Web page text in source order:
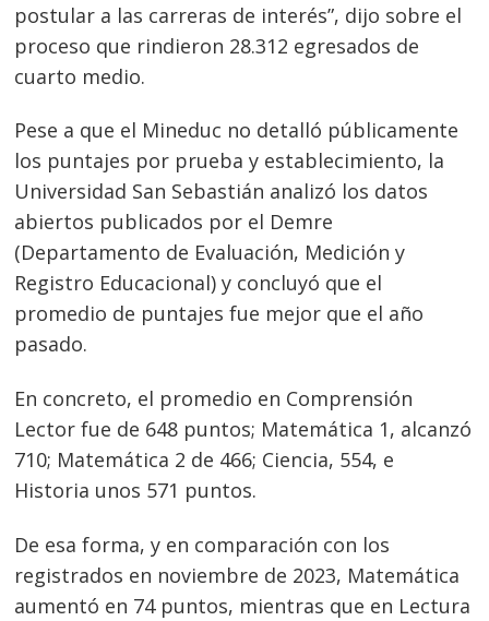
postular a las carreras de interés”, dijo sobre el
proceso que rindieron 28.312 egresados de
cuarto medio.
Pese a que el Mineduc no detalló públicamente
los puntajes por prueba y establecimiento, la
Universidad San Sebastián analizó los datos
abiertos publicados por el Demre
(Departamento de Evaluación, Medición y
Registro Educacional) y concluyó que el
promedio de puntajes fue mejor que el año
pasado.
En concreto, el promedio en Comprensión
Lector fue de 648 puntos; Matemática 1, alcanzó
710; Matemática 2 de 466; Ciencia, 554, e
Historia unos 571 puntos.
De esa forma, y en comparación con los
registrados en noviembre de 2023, Matemática
aumentó en 74 puntos, mientras que en Lectura
Navegación
de
entradas